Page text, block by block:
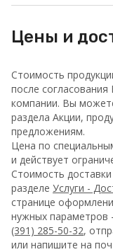
Цены и
Стоимость
после
компании. Вы
раздела Акции,
предложениям.
Цена по
и действует
Стоимость
разделе Услуги -
странице
нужных параметров
(391) 285-50-32,
или напишите на